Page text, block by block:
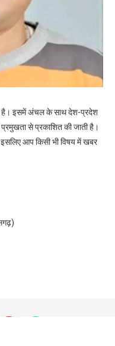
है। इसमें अंचल के साथ देश-प्रदेश
से प्रकाशित की जाती है।
आप किसी भी विषय में खबर